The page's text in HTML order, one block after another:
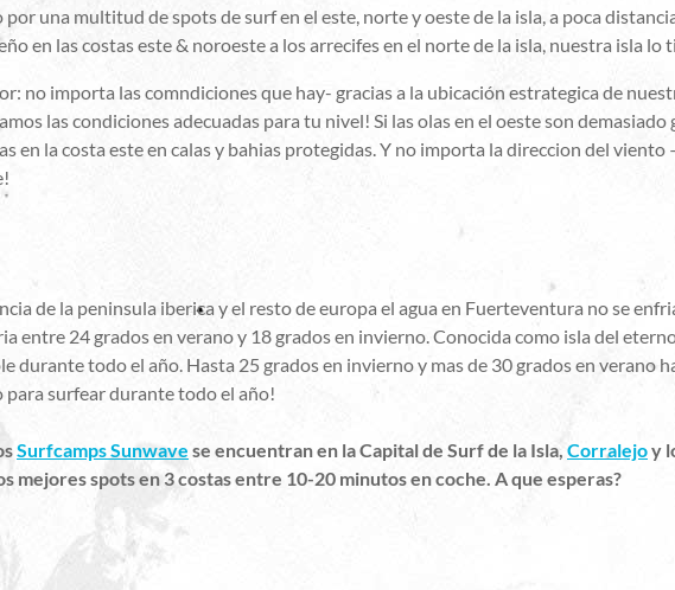
por una multitud de spots de surf en el este, norte y oeste de la isla, a poca
en las costas este & noroeste a los arrecifes en el norte de la isla, nuestra isla lo
no importa las comndiciones que hay- gracias a la ubicación estrategica de
las condiciones adecuadas para tu nivel! Si las olas en el oeste son
en la costa este en calas y bahias protegidas. Y no importa la direccion del viento
de la peninsula iberica y el resto de europa el agua en Fuerteventura no se
entre 24 grados en verano y 18 grados en invierno. Conocida como isla del
durante todo el año. Hasta 25 grados en invierno y mas de 30 grados en verano
para surfear durante todo el año!
Surfcamps Sunwave se encuentran en la Capital de Surf de la Isla, Corralejoy
mejores spots en 3 costas entre 10-20 minutos en coche. A que esperas?